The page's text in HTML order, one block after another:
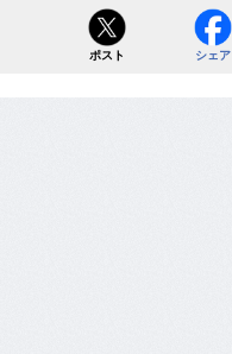
ポスト シェア